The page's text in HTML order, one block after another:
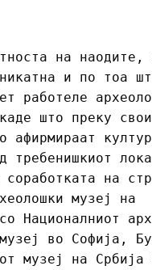
на наодите,
и по тоа
работеле
што преку
афирмираат
требенишкиот
на
музеј на
Националниот
во Софија,
музеј на Србија